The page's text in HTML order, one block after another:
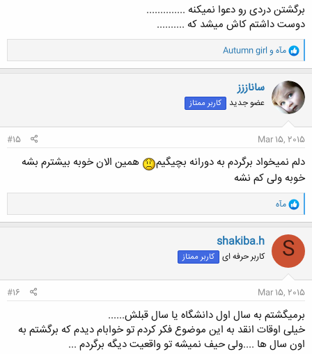
برگشتن دردی رو دعوا نمیکنه ..............
دوست داشتم کاش میشد که ..........
و
ا
ک
ن
ش
ه
ا
مآه و Autumn girl
ساناززز
عضو جدید کاربر ممتاز
Mar 15, 2015
#15
دلم نمیخواد برگردم به دورانه بچیگیم
همین الان خوبه بیشترم بشه
خوبه ولی کم نشه
و
ا
ک
ن
ش
ه
ا
مآه
S
shakiba.h
کاربر حرفه ای کاربر ممتاز
Mar 15, 2015
#16
برمیگشتم به سال اول دانشگاه یا سال قبلش......
خیلی اوقات انقد به این موضوع فکر کردم تو خوابام دیدم که برگشتم به
اون سال ها ....ولی حیف نمیشه تو واقعیت دیگه برگردم ...